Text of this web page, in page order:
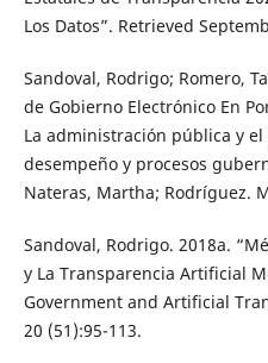
Los Datos”. Retrieved
Sandoval, Rodrigo; Romero,
de Gobierno Electrónico En
La administración pública y
desempeño y procesos
Nateras, Martha; Rodríguez.
Sandoval, Rodrigo. 2018a.
y La Transparencia Artificial
Government and Artificial
20 (51):95-113.